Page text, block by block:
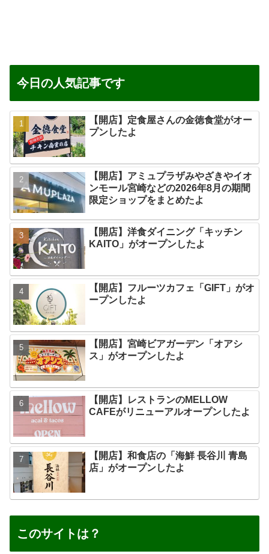
今日の人気記事です
【開店】定食屋さんの金徳食堂がオー
プンしたよ
【開店】アミュプラザみやざきやイオ
ンモール宮崎などの2026年8月の期間
限定ショップをまとめたよ
【開店】洋食ダイニング「キッチン
KAITO」がオープンしたよ
【開店】フルーツカフェ「GIFT」がオ
ープンしたよ
【開店】宮崎ビアガーデン「オアシ
ス」がオープンしたよ
【開店】レストランのMELLOW
CAFEがリニューアルオープンしたよ
【開店】和食店の「海鮮 長谷川 青島
店」がオープンしたよ
このサイトは？